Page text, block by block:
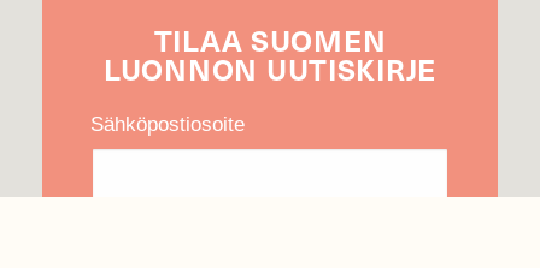
TILAA SUOMEN
LUONNON UUTIS­KIRJE
Sähköpostiosoite